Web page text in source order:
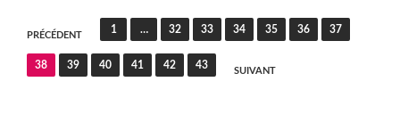
Pagination
des
publications
PRÉCÉDENT
1 … 32 33 34 35 36 37
38 39 40 41 42 43
SUIVANT